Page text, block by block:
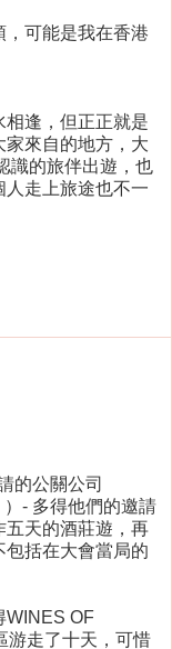
可能是我在香港
逢，但正正就是
家來自的地方，大
識的旅伴出遊，也
人走上旅途也不一
的公關公司
- 多得他們的邀請
五天的酒莊遊，再
括在大會當局的
WINES OF
游走了十天，可惜